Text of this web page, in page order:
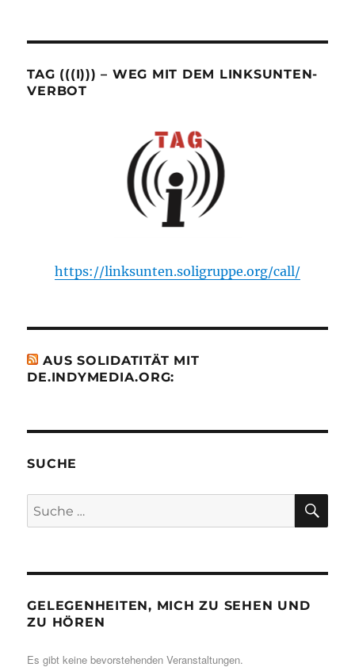
TAG (((I))) – WEG MIT DEM LINKSUNTEN-
VERBOT
https://linksunten.soligruppe.org/call/
AUS SOLIDATITÄT MIT
DE.INDYMEDIA.ORG:
SUCHE
Suche
nach:
GELEGENHEITEN, MICH ZU SEHEN UND
ZU HÖREN
Es gibt keine bevorstehenden Veranstaltungen.